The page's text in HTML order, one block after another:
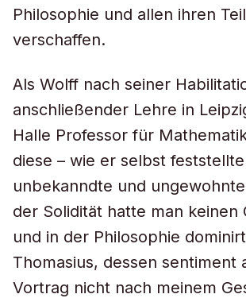
Philosophie und allen ihren
verschaffen.
Als Wolff nach seiner
anschließender Lehre in
Halle Professor für
diese – wie er selbst feststellte
unbekanndte und
der Solidität hatte man keinen
und in der Philosophie
Thomasius, dessen sentiment
Vortrag nicht nach meinem